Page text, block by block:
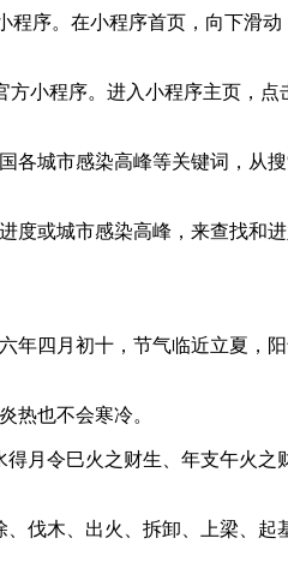
序。在小程序首页，向下滑
小程序。进入小程序主页，
城市感染高峰等关键词，从
或城市感染高峰，来查找和
四月初十，节气临近立夏，
热也不会寒冷。
月令巳火之财生、年支午火
伐木、出火、拆卸、上梁、起